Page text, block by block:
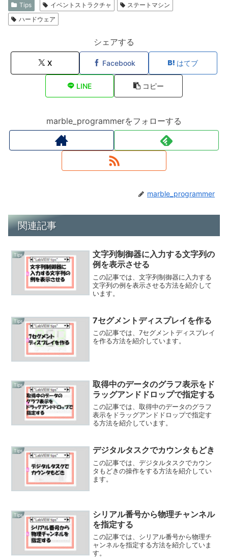
Tips イベントストラクチャ
ステートマシン
ハードウェア
シェアする
X Facebook はてブ
LINE コピー
marble_programmerをフォローする
marble_programmer
関連記事
Tips
文字列制御器に入力する文字列の
例を表示させる
この記事では、文字列制御器に入力する
文字列の例を表示させる方法を紹介して
います。
Tips 7セグメントディスプレイを作る
この記事では、7セグメントディスプレイ
を作る方法を紹介しています。
Tips
取得中のデータのグラフ表示をド
ラッグアンドドロップで指定する
この記事では、取得中のデータのグラフ
表示をドラッグアンドドロップで指定す
る方法を紹介しています。
Tips デジタルタスクでカウンタもどき
この記事では、デジタルタスクでカウン
タもどきの操作をする方法を紹介してい
ます。
Tips
シリアル番号から物理チャンネル
を指定する
この記事では、シリアル番号から物理チ
ャンネルを指定する方法を紹介していま
す。